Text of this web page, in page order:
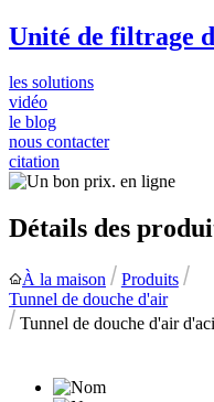
Unité de filtrage
les solutions
vidéo
le blog
nous contacter
citation
Détails des
À la maison
Produits
Tunnel de douche d'air
Tunnel de douche d'air